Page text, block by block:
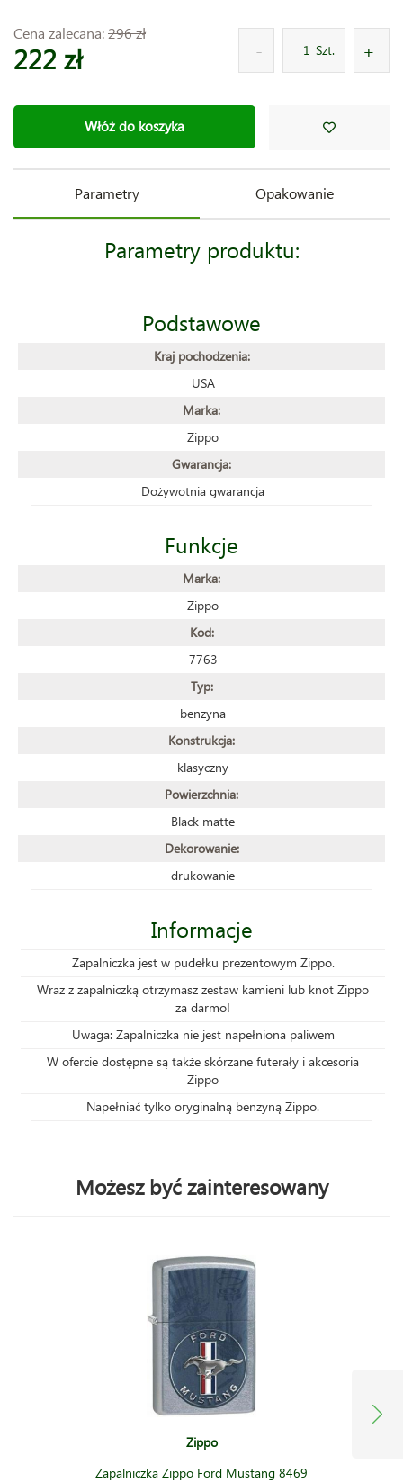
Cena zalecana:296 zł
222 zł Szt.
Włóż do koszyka
Parametry Opakowanie
Parametry produktu:
Podstawowe
Kraj pochodzenia:
USA
Marka:
Zippo
Gwarancja:
Dożywotnia gwarancja
Funkcje
Marka:
Zippo
Kod:
7763
Typ:
benzyna
Konstrukcja:
klasyczny
Powierzchnia:
Black matte
Dekorowanie:
drukowanie
Informacje
Zapalniczka jest w pudełku prezentowym Zippo.
Wraz z zapalniczką otrzymasz zestaw kamieni lub knot Zippo
za darmo!
Uwaga: Zapalniczka nie jest napełniona paliwem
W ofercie dostępne są także skórzane futerały i akcesoria
Zippo
Napełniać tylko oryginalną benzyną Zippo.
Możesz być zainteresowany
Zippo
Zapalniczka Zippo Ford Mustang 8469